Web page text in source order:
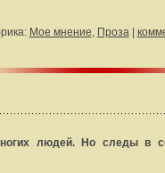
Мое мнение, Проза|
людей. Но следы в